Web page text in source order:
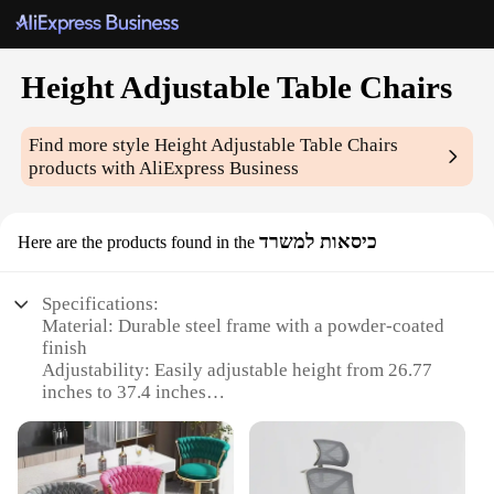
Height Adjustable Table Chairs
Find more styleHeight Adjustable Table Chairs
products with AliExpress Business
Here are the products found in the כיסאות למשרד
Specifications:
Material: Durable steel frame with a powder-coated
finish
Adjustability: Easily adjustable height from 26.77
inches to 37.4 inches
office space
Capacity: Supports up to 250 pounds per chair
Assembly: Quick and easy assembly with included